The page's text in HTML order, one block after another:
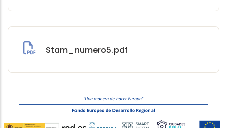
Stam_numero5.pdf